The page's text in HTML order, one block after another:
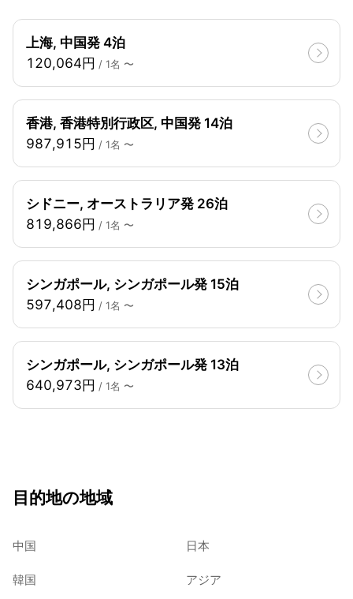
上海, 中国発 4泊
120,064円 / 1名 〜
香港, 香港特別行政区, 中国発 14泊
987,915円 / 1名 〜
シドニー, オーストラリア発 26泊
819,866円 / 1名 〜
シンガポール, シンガポール発 15泊
597,408円 / 1名 〜
シンガポール, シンガポール発 13泊
640,973円 / 1名 〜
目的地の地域
中国 日本
韓国 アジア